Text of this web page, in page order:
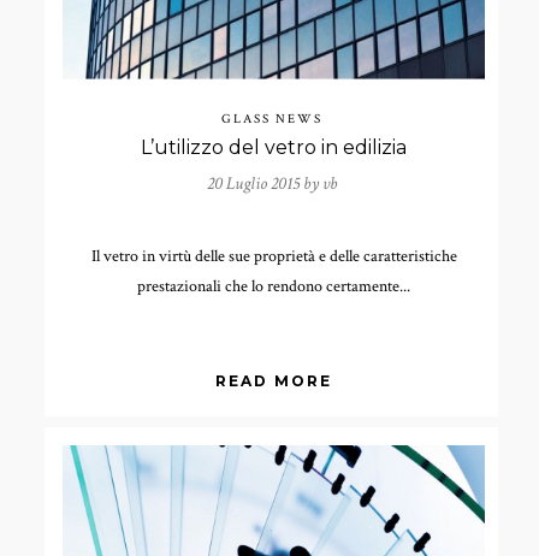
GLASS NEWS
L’utilizzo del vetro in edilizia
20 Luglio 2015 by vb
Il vetro in virtù delle sue proprietà e delle caratteristiche
prestazionali che lo rendono certamente...
READ MORE